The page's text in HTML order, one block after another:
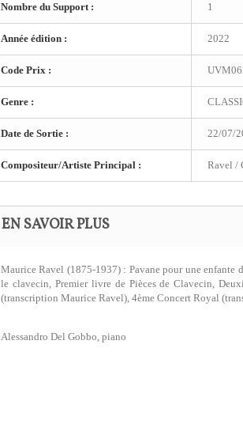
Nombre du Support : 1
Année édition : 2022
Code Prix :
Genre :
Date de Sortie : 22/07/
Compositeur/Artiste Principal : Ravel /
EN SAVOIR PLUS
Maurice Ravel (1875-1937) : Pavane pour une
le clavecin, Premier livre de Pièces de Clavecin,
(transcription Maurice Ravel), 4ème Concert Royal
Alessandro Del Gobbo, piano